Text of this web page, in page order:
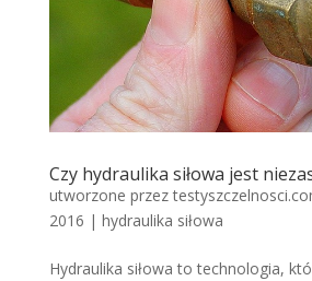
Czy hydraulika siłowa jest
utworzone przez
2016 | hydraulika siłowa
Hydraulika siłowa to technologia,